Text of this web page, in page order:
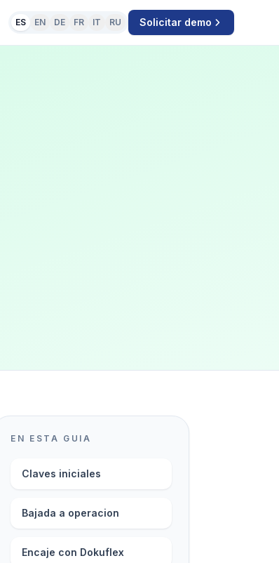
ES EN DE FR IT RU Solicitar demo
EN ESTA GUIA
Claves iniciales
Bajada a operacion
Encaje con Dokuflex